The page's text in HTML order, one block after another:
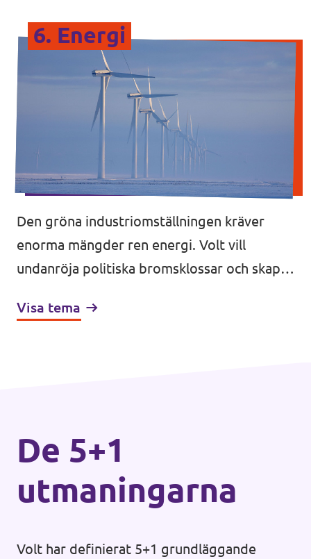
6. Energi
Den gröna industriomställningen kräver
enorma mängder ren energi. Volt vill
undanröja politiska bromsklossar och skapa
den havsbaserade vindkraften och säkra
Visa tema
De 5+1
utmaningarna
Volt har definierat 5+1 grundläggande